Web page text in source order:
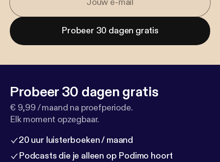
Probeer 30 dagen gratis
Probeer 30 dagen gratis
€ 9,99 / maand na proefperiode.
Elk moment opzegbaar.
20 uur luisterboeken / maand
Podcasts die je alleen op Podimo hoort